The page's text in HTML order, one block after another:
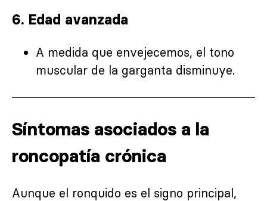
6. Edad avanzada
A medida que envejecemos, el tono
muscular de la garganta disminuye.
Síntomas asociados a la
roncopatía crónica
Aunque el ronquido es el signo principal,